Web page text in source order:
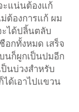
แน่นต้องแก้
ต้องการแก้ ผม
ะได้ปลิ้นตลับ
อกทั้งหมด เสร็จ
นก็ผูกเป็นปมอีก
นบ่วงสำหรับ
ได้เอาไปแขวน